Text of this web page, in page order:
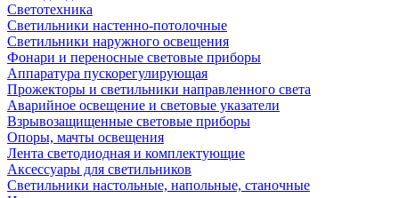
Светотехника
Светильники настенно-потолочные
Светильники наружного освещения
Фонари и переносные световые приборы
Аппаратура пускорегулирующая
Прожекторы и светильники направленного света
Аварийное освещение и световые указатели
Взрывозащищенные световые приборы
Опоры, мачты освещения
Лента светодиодная и комплектующие
Аксессуары для светильников
Светильники настольные, напольные, станочные